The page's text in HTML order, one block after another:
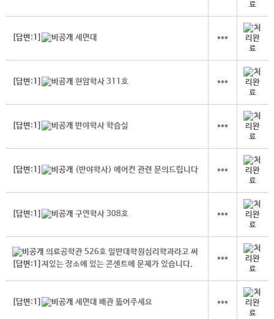
세면대
[답변:1] ***
현암학사 311호
[답변:1] ***
반야학사 학습실
[답변:1] ***
(반야학사) 에어컨 관련 문의드립니다
[답변:1] ***
구연학사 308호
[답변:1] ***
의료공학관 526호 일반대학원심리학과라고 써
져있는 장소에 있는 콘센트에 문제가 있습니다.
[답변:1]
***
세면대 배관 뚫어주세요
[답변:1] ***